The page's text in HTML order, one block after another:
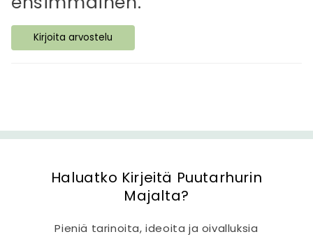
s
ä
l
Kirjoita arvostelu
Haluatko Kirjeitä Puutarhurin
Majalta?
Pieniä tarinoita, ideoita ja oivalluksia